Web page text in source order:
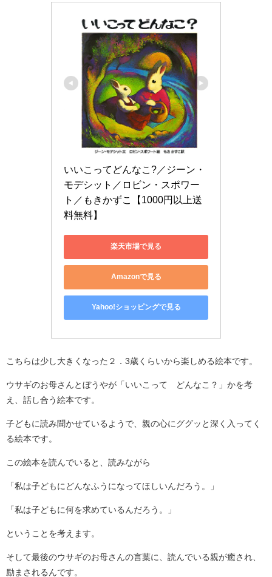
いいこってどんなこ?／ジーン・
モデシット／ロビン・スポワー
ト／もきかずこ【1000円以上送
料無料】
楽天市場で見る
Amazonで見る
Yahoo!ショッピングで見る
こちらは少し大きくなった２．3歳くらいから楽しめる絵本です。
ウサギのお母さんとぼうやが「いいこって どんなこ？」かを考
え、話し合う絵本です。
子どもに読み聞かせているようで、親の心にググッと深く入ってく
る絵本です。
この絵本を読んでいると、読みながら
「私は子どもにどんなふうになってほしいんだろう。」
「私は子どもに何を求めているんだろう。」
ということを考えます。
そして最後のウサギのお母さんの言葉に、読んでいる親が癒され、
励まされるんです。